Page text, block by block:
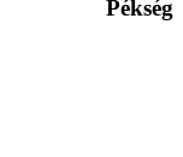
Pékség